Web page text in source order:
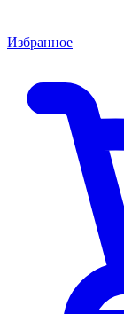
Избранное